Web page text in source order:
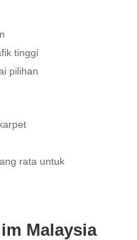
tinggi
pilihan
rata untuk
Malaysia